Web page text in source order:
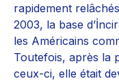
rapidement relâchés
2003, la base
les Américains
Toutefois, après la
ceux-ci, elle était